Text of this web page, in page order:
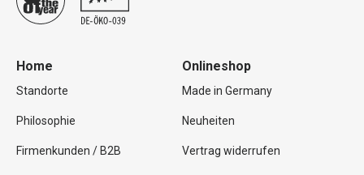
Home
Standorte
Philosophie
Firmenkunden / B2B
Onlineshop
Made in Germany
Neuheiten
Vertrag widerrufen